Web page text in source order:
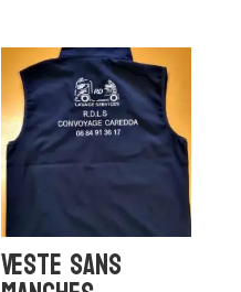
Veste sans